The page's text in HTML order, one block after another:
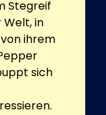
Stegreif
Welt, in
ihrem
sich